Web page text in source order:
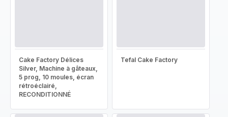
Cake Factory Délices
Silver, Machine à gâteaux,
5 prog, 10 moules, écran
rétroéclairé,
RECONDITIONNÉ
Tefal Cake Factory